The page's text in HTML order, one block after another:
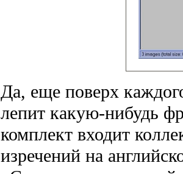
Да, еще поверх
лепит какую-нибудь
комплект входит
изречений на